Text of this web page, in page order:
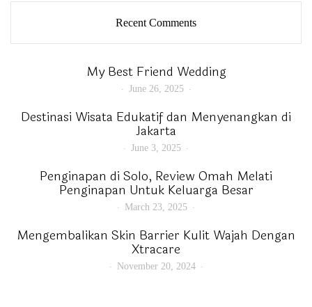
Recent Comments
My Best Friend Wedding
June 26, 2025
Destinasi Wisata Edukatif dan Menyenangkan di
Jakarta
June 3, 2025
Penginapan di Solo, Review Omah Melati
Penginapan Untuk Keluarga Besar
March 23, 2025
Mengembalikan Skin Barrier Kulit Wajah Dengan
Xtracare
November 20, 2024